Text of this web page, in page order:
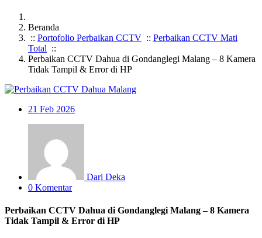
Beranda
:: Portofolio Perbaikan CCTV :: Perbaikan CCTV Mati
Total ::
Perbaikan CCTV Dahua di Gondanglegi Malang – 8 Kamera
Tidak Tampil & Error di HP
21 Feb 2026
Dari Deka
0 Komentar
Perbaikan CCTV Dahua di Gondanglegi Malang – 8 Kamera
Tidak Tampil & Error di HP